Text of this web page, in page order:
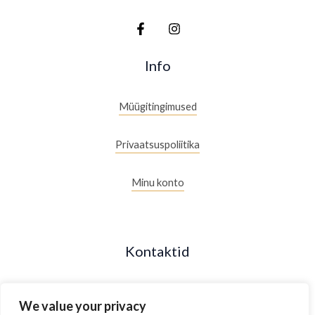
We value your privacy
Info
Müügitingimused
Privaatsuspoliitika
Minu konto
Kontaktid